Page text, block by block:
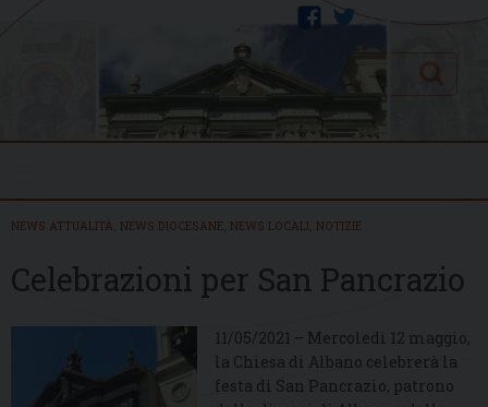
twitter
facebook
Search
NEWS ATTUALITÀ NEWS DIOCESANE NEWS LOCALI NOTIZIE
Celebrazioni per San Pancrazio
11/05/2021 – Mercoledì 12 maggio,
la Chiesa di Albano celebrerà la
festa di San Pancrazio, patrono